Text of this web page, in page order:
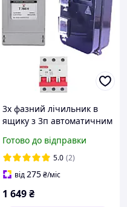
3х фазний лічильник в
ящику з 3п автоматичним
Готово до відправки
5.0 (2)
від275₴/міс
1 649₴